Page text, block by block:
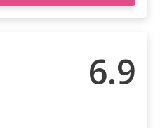
6.9